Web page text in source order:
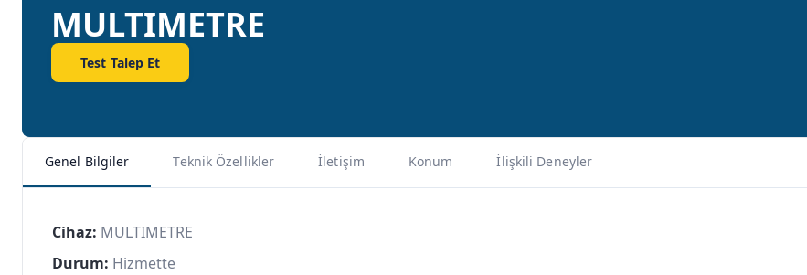
MULTIMETRE
Test Talep Et
Genel Bilgiler Teknik Özellikler İletişim Konum İlişkili Deneyler
Cihaz: MULTIMETRE
Durum: Hizmette